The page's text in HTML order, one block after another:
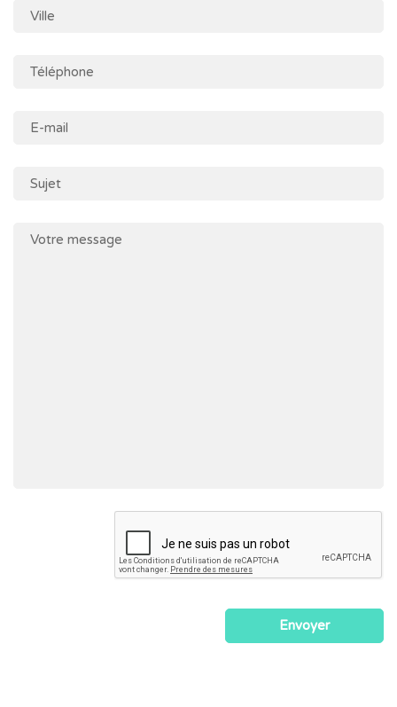
Envoyer